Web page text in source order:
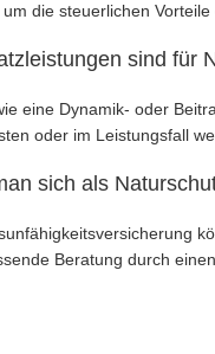
die steuerlichen
sind für
eine Dynamik- oder
oder im Leistungsfall
sich als
Beratung durch